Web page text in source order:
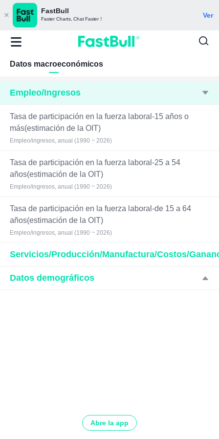
FastBull
Faster Charts, Chat Faster！ Ver
Datos macroeconómicos
Empleo/Ingresos
Tasa de participación en la fuerza laboral-15 años o
más(estimación de la OIT)
Empleo/ingresos, anual (1990 ~ 2026)
Tasa de participación en la fuerza laboral-25 a 54
años(estimación de la OIT)
Empleo/ingresos, anual (1990 ~ 2026)
Tasa de participación en la fuerza laboral-de 15 a 64
años(estimación de la OIT)
Empleo/ingresos, anual (1990 ~ 2026)
Servicios/Producción/Manufactura/Costos/
Datos demográficos
Abre la app